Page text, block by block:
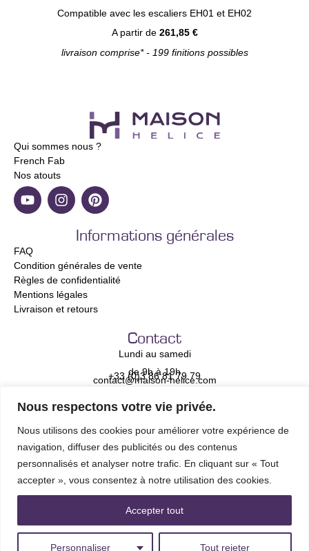
Nous respectons votre vie privée.
Nous utilisons des cookies pour améliorer votre expérience de
navigation, diffuser des publicités ou des contenus
personnalisés et analyser notre trafic. En cliquant sur « Tout
accepter », vous consentez à notre utilisation des cookies.
Personnaliser Tout rejeter
Accepter tout
Compatible avec les escaliers EH01 et EH02
A partir de 261,85 €
livraison comprise* - 199 finitions possibles
Qui sommes nous ?
French Fab
Nos atouts
Informations générales
FAQ
Condition générales de vente
Règles de confidentialité
Mentions légales
Livraison et retours
Contact
Lundi au samedi
de 9h à 19h
+33 (0)3 86 81 79 79
contact@maison-helice.com
Newsletter
Méthodes de Paiement